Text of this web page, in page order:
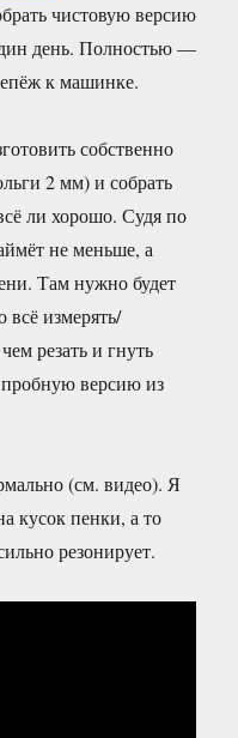
чистовую версию
день. Полностью —
к машинке.
собственно
2 мм) и собрать
ли хорошо. Судя по
не меньше, а
Там нужно будет
всё измерять/
резать и гнуть
пробную версию из
(см. видео). Я
кусок пенки, а то
резонирует.